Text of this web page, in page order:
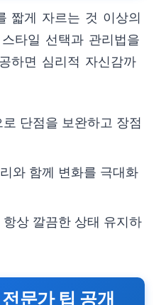
짧게 자르는 것 이상의
타일 선택과 관리법을
하면 심리적 자신감까
단점을 보완하고 장점
와 함께 변화를 극대화
상 깔끔한 상태 유지하
문가 팁 공개